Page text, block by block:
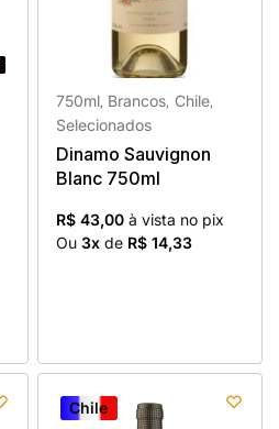
750ml, Brancos, Chile,
Selecionados
Dinamo Sauvignon
Blanc 750ml
R$ 43,00 à vista no pix
Ou 3x de R$ 14,33
Chile
Chile